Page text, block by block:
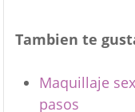
Tambien te
Maquillaje
pasos